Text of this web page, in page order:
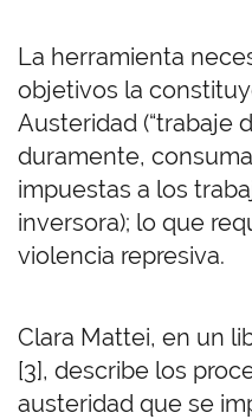
La herramienta
objetivos la
Austeridad (“trabaje
duramente,
impuestas a los
inversora); lo que
violencia represiva.
Clara Mattei, en un
[3], describe los
austeridad que se